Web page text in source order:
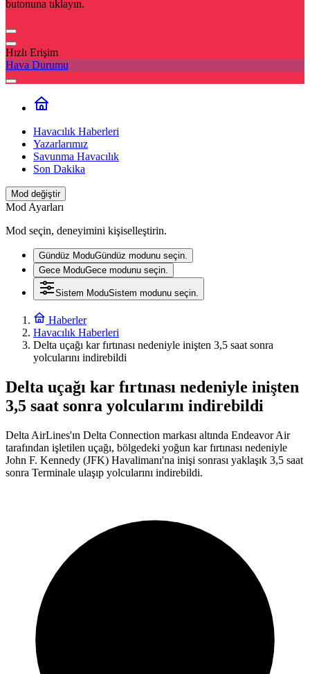
butonuna tıklayın.
Hızlı Erişim
Hava Durumu
Havacılık Haberleri
Yazarlarımız
Savunma Havacılık
Son Dakika
Mod değiştir
Mod Ayarları
Mod seçin, deneyimini kişiselleştirin.
Gündüz ModuGündüz modunu seçin.
Gece ModuGece modunu seçin.
Sistem ModuSistem modunu seçin.
Haberler
Havacılık Haberleri
Delta uçağı kar fırtınası nedeniyle inişten 3,5 saat sonra
yolcularını indirebildi
Delta uçağı kar fırtınası nedeniyle inişten
3,5 saat sonra yolcularını indirebildi
Delta AirLines'ın Delta Connection markası altında Endeavor Air
tarafından işletilen uçağı, bölgedeki yoğun kar fırtınası nedeniyle
John F. Kennedy (JFK) Havalimanı'na inişi sonrası yaklaşık 3,5 saat
sonra Terminale ulaşıp yolcularını indirebildi.